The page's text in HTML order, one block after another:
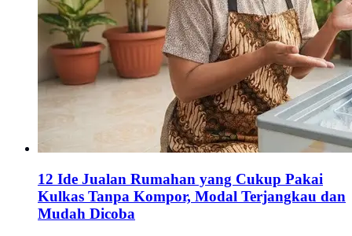
12 Ide Jualan Rumahan yang Cukup Pakai
Kulkas Tanpa Kompor, Modal Terjangkau dan
Mudah Dicoba